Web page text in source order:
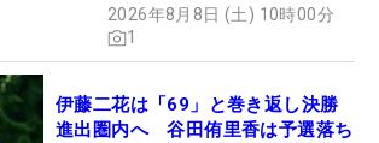
2026年8月8日 (土) 10時00分
1
伊藤二花は「69」と巻き返し決勝
進出圏内へ 谷田侑里香は予選落ち